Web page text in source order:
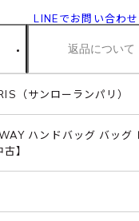
LINEでお問い合わせ
返品について
（サンローランパリ）
ハンドバッグ バッグ
】